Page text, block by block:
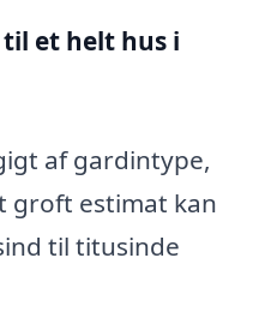
et helt hus i
af gardintype,
groft estimat kan
til titusinde